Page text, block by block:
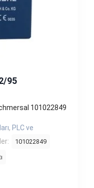
95
101022849
, PLC ve
101022849